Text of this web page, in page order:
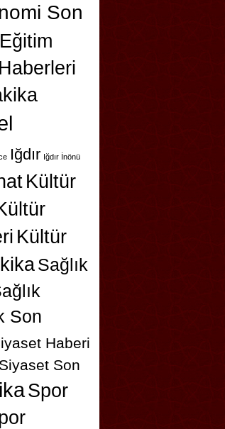
Son
Eğitim
Iğdır Iğdır İnönü
Kültür
Kültür
Sağlık
Son
Haberi
Siyaset Son
Spor